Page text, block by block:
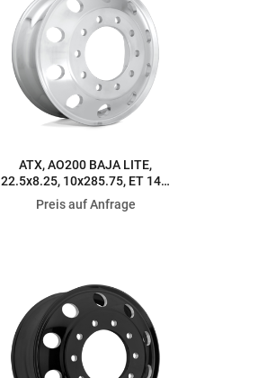
ATX, AO200 BAJA LITE,
22.5x8.25, 10x285.75, ET 147,
HIGH LUSTER POLISHED
Preis auf Anfrage